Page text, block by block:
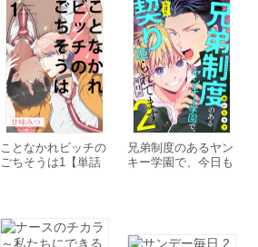
ことなかれビッチの
ごちそうは1【単話
兄弟制度のあるヤン
キー学園で、今日も